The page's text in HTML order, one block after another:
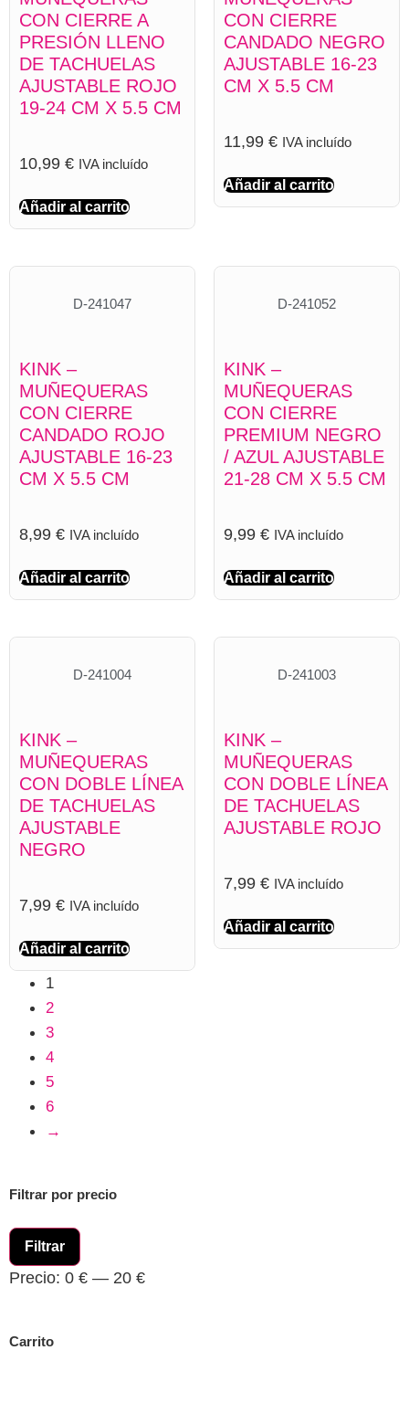
Filtrar por precio
Filtrar
Precio: 0 € — 20 €
Carrito
CON CIERRE A
PRESIÓN LLENO
DE TACHUELAS
AJUSTABLE ROJO
19-24 CM X 5.5 CM
10,99 € IVA incluído
Añadir al carrito
CON CIERRE
CANDADO NEGRO
AJUSTABLE 16-23
CM X 5.5 CM
11,99 € IVA incluído
Añadir al carrito
D-241047
KINK –
MUÑEQUERAS
CON CIERRE
CANDADO ROJO
AJUSTABLE 16-23
CM X 5.5 CM
8,99 € IVA incluído
Añadir al carrito
D-241052
KINK –
MUÑEQUERAS
CON CIERRE
PREMIUM NEGRO
/ AZUL AJUSTABLE
21-28 CM X 5.5 CM
9,99 € IVA incluído
Añadir al carrito
D-241004
KINK –
MUÑEQUERAS
CON DOBLE LÍNEA
DE TACHUELAS
AJUSTABLE
NEGRO
7,99 € IVA incluído
Añadir al carrito
D-241003
KINK –
MUÑEQUERAS
CON DOBLE LÍNEA
DE TACHUELAS
AJUSTABLE ROJO
7,99 € IVA incluído
Añadir al carrito
1
2
3
4
5
6
→